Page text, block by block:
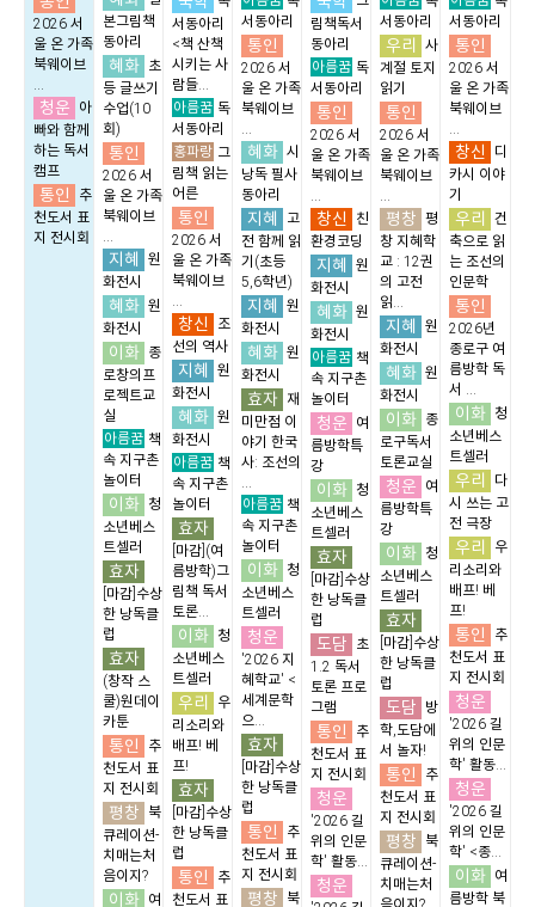
2026 서
울 온 가족
북웨이브
...
청운
아
빠와 함께
하는 독서
캠프
통인
추
천도서 표
지 전시회
본그림책
동아리
혜화
초
등 글쓰기
수업(10
회)
통인
2026 서
울 온 가족
북웨이브
...
지혜
원
화전시
혜화 원
화전시
이화
종
로창의프
로젝트교
실
아름꿈 책
속 지구촌
놀이터
이화
청
소년베스
트셀러
효자
[마감]수상
한 낭독클
럽
효자
(창작 스
쿨)원데이
카툰
통인
추
천도서 표
지 전시회
평창
북
큐레이션-
치매는처
음이지?
이화
여
서동아리
<책 산책
시키는 사
람들...
아름꿈 독
서동아리
홍파랑 그
림책 읽는
어른
통인
2026 서
울 온 가족
북웨이브
...
창신
조
선의 역사
지혜
원
화전시
혜화 원
화전시
아름꿈 책
속 지구촌
놀이터
효자
[마감](여
름방학)그
림책 독서
토론...
이화
청
소년베스
트셀러
우리
우
리소리와
배프! 베
프!
효자
[마감]수상
한 낭독클
럽
통인
추
천도서 표
서동아리
통인
2026 서
울 온 가족
북웨이브
...
혜화 시
낭독 필사
동아리
지혜
고
전 함께 읽
기(초등
5,6학년)
지혜
원
화전시
혜화 원
화전시
효자
재
미만점 이
야기 한국
사: 조선의
...
아름꿈 책
속 지구촌
놀이터
이화
청
소년베스
트셀러
청운
'2026 지
혜학교' <
세계문학
으...
효자
[마감]수상
한 낭독클
럽
통인
추
천도서 표
지 전시회
평창
북
림책독서
동아리
아름꿈 독
서동아리
통인
2026 서
울 온 가족
북웨이브
...
창신
친
환경코딩
지혜
원
화전시
혜화 원
화전시
아름꿈 책
속 지구촌
놀이터
청운
여
름방학특
강
이화
청
소년베스
트셀러
효자
[마감]수상
한 낭독클
럽
도담
초
1.2 독서
토론 프로
그램
통인
추
천도서 표
지 전시회
청운
'2026 길
위의 인문
학' 활동...
청운
서동아리
우리
사
계절 토지
읽기
통인
2026 서
울 온 가족
북웨이브
...
평창 평
창 지혜학
교 : 12권
의 고전
읽...
지혜
원
화전시
혜화 원
화전시
이화
종
로구독서
토론교실
청운
여
름방학특
강
이화
청
소년베스
트셀러
효자
[마감]수상
한 낭독클
럽
도담
방
학,도담에
서 놀자!
통인
추
천도서 표
지 전시회
평창
북
큐레이션-
치매는처
서동아리
통인
2026 서
울 온 가족
북웨이브
...
창신
디
카시 이야
기
우리
건
축으로 읽
는 조선의
인문학
통인
2026년
종로구 여
름방학 독
서 ...
이화
청
소년베스
트셀러
우리
다
시 쓰는 고
전 극장
우리
우
리소리와
배프! 베
프!
통인
추
천도서 표
지 전시회
청운
'2026 길
위의 인문
학' 활동...
청운
'2026 길
위의 인문
학' <종...
이화
여
름방학 북